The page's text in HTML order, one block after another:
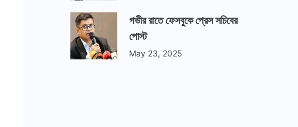
গভীর রাতে ফেসবুকে প্রেস সচিবের
পোস্ট
May 23, 2025